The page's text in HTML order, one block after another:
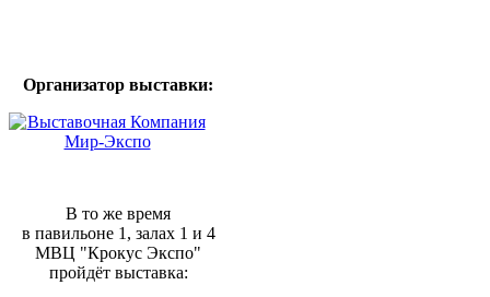
Организатор выставки:
В то же время
в павильоне 1, залах 1 и 4
МВЦ "Крокус Экспо"
пройдёт выставка: